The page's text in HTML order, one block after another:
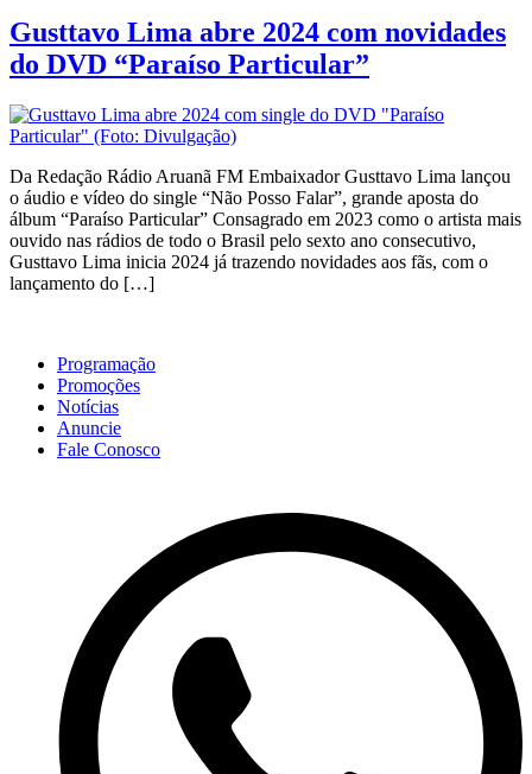
Gusttavo Lima abre 2024 com novidades
do DVD “Paraíso Particular”
Da Redação Rádio Aruanã FM Embaixador Gusttavo Lima lançou
o áudio e vídeo do single “Não Posso Falar”, grande aposta do
álbum “Paraíso Particular” Consagrado em 2023 como o artista mais
ouvido nas rádios de todo o Brasil pelo sexto ano consecutivo,
Gusttavo Lima inicia 2024 já trazendo novidades aos fãs, com o
lançamento do […]
Programação
Promoções
Notícias
Anuncie
Fale Conosco